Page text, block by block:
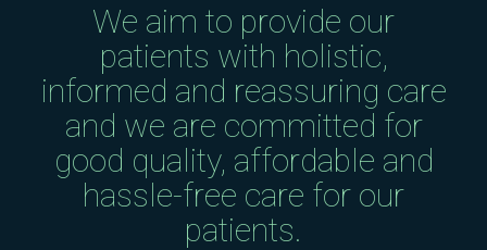
We aim to provide our
patients with holistic,
informed and reassuring care
and we are committed for
good quality, affordable and
hassle-free care for our
patients.